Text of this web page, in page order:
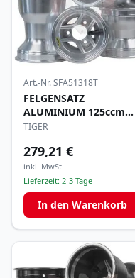
Art.-Nr.SFA51318T
FELGENSATZ
ALUMINIUM 125ccm
130/180mm
TIGER
279,21 €
inkl. MwSt.
Lieferzeit: 2-3 Tage
In den Warenkorb